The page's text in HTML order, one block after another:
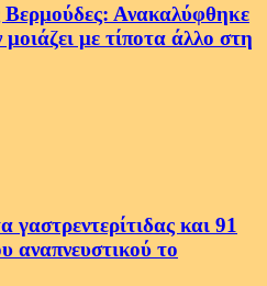
Ανακαλύφθηκε
με τίποτα άλλο στη
και 91
αναπνευστικού το